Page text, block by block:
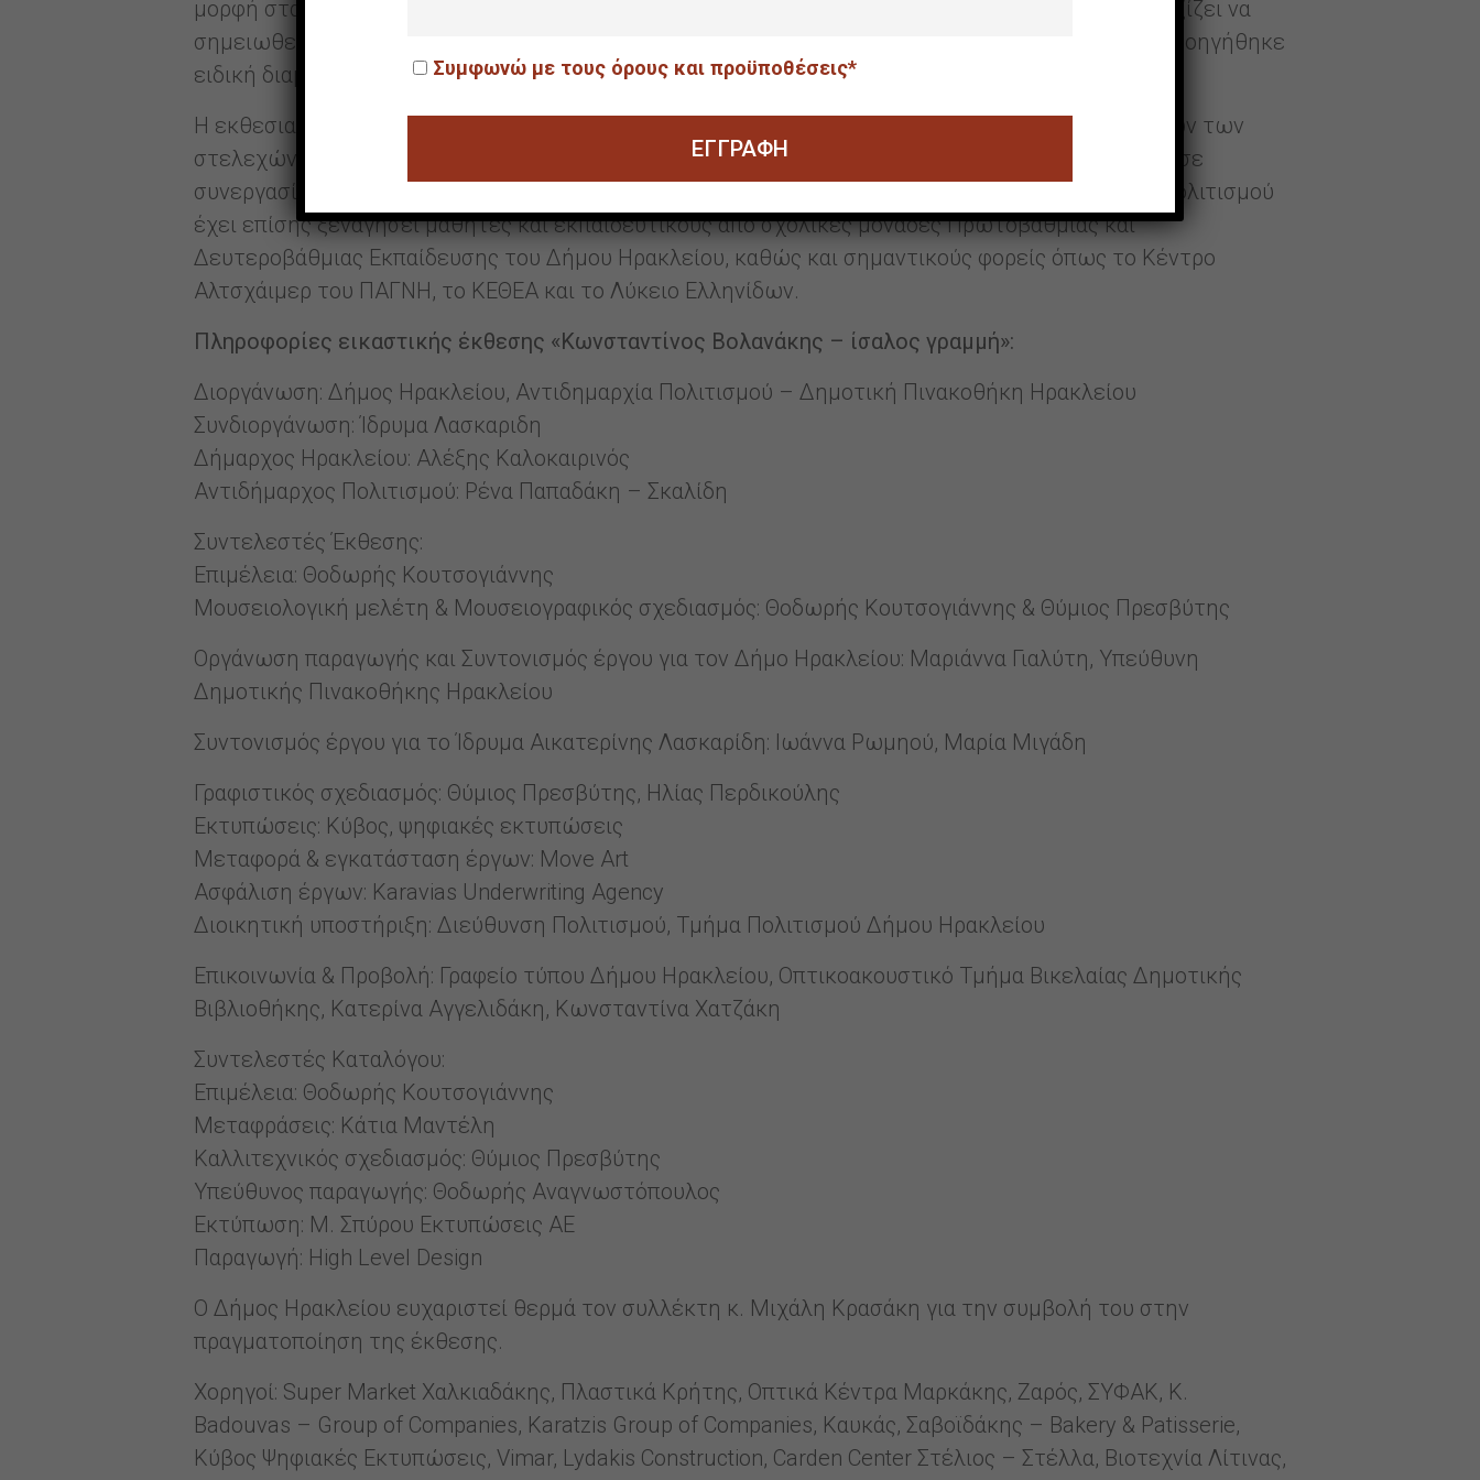
μορφή στα έργα του και αποτυπώνοντας τη σχέση ζωής του ανθρώπου με το υδάτινο στοιχείο. Αξίζει να
σημειωθεί ότι για τη φιλοξενία του σπουδαίου αυτού εικαστικού γεγονότος εθνικής εμβέλειας, προηγήθηκε
ειδική διαμόρφωση της Βασιλικής του Αγίου Μάρκου.
Η εκθεσιακή παραγωγή ετοιμάστηκε επί μήνες, με την εντατική εργασία των επικεφαλής και όλων των
στελεχών της Αντιδημαρχίας Πολιτισμού Ηρακλείου και της Δημοτικής Πινακοθήκης Ηρακλείου, σε
συνεργασία με το Ίδρυμα Αικατερίνης Λασκαρίδη και εξωτερικούς συνεργάτες. Η Αντιδημαρχία Πολιτισμού
έχει επίσης ξεναγήσει μαθητές και εκπαιδευτικούς από σχολικές μονάδες Πρωτοβάθμιας και
Δευτεροβάθμιας Εκπαίδευσης του Δήμου Ηρακλείου, καθώς και σημαντικούς φορείς όπως το Κέντρο
Αλτσχάιμερ του ΠΑΓΝΗ, το ΚΕΘΕΑ και το Λύκειο Ελληνίδων.
Πληροφορίες εικαστικής έκθεσης «Κωνσταντίνος Βολανάκης – ίσαλος γραμμή»:
Διοργάνωση: Δήμος Ηρακλείου, Αντιδημαρχία Πολιτισμού – Δημοτική Πινακοθήκη Ηρακλείου
Συνδιοργάνωση: Ίδρυμα Λασκαριδη
Δήμαρχος Ηρακλείου: Αλέξης Καλοκαιρινός
Αντιδήμαρχος Πολιτισμού: Ρένα Παπαδάκη – Σκαλίδη
Συντελεστές Έκθεσης:
Επιμέλεια: Θοδωρής Κουτσογιάννης
Μουσειολογική μελέτη & Μουσειογραφικός σχεδιασμός: Θοδωρής Κουτσογιάννης & Θύμιος Πρεσβύτης
Οργάνωση παραγωγής και Συντονισμός έργου για τον Δήμο Ηρακλείου: Μαριάννα Γιαλύτη, Υπεύθυνη
Δημοτικής Πινακοθήκης Ηρακλείου
Συντονισμός έργου για το Ίδρυμα Αικατερίνης Λασκαρίδη: Ιωάννα Ρωμηού, Μαρία Μιγάδη
Γραφιστικός σχεδιασμός: Θύμιος Πρεσβύτης, Hλίας Περδικούλης
Εκτυπώσεις: Κύβος, ψηφιακές εκτυπώσεις
Μεταφορά & εγκατάσταση έργων: Move Art
Ασφάλιση έργων: Karavias Underwriting Agency
Διοικητική υποστήριξη: Διεύθυνση Πολιτισμού, Τμήμα Πολιτισμού Δήμου Ηρακλείου
Επικοινωνία & Προβολή: Γραφείο τύπου Δήμου Ηρακλείου, Οπτικοακουστικό Τμήμα Βικελαίας Δημοτικής
Βιβλιοθήκης, Κατερίνα Αγγελιδάκη, Κωνσταντίνα Χατζάκη
Συντελεστές Καταλόγου:
Επιμέλεια: Θοδωρής Κουτσογιάννης
Μεταφράσεις: Κάτια Μαντέλη
Καλλιτεχνικός σχεδιασμός: Θύμιος Πρεσβύτης
Υπεύθυνος παραγωγής: Θοδωρής Αναγνωστόπουλος
Εκτύπωση: Μ. Σπύρου Εκτυπώσεις ΑΕ
Παραγωγή: High Level Design
Ο Δήμος Ηρακλείου ευχαριστεί θερμά τον συλλέκτη κ. Μιχάλη Κρασάκη για την συμβολή του στην
πραγματοποίηση της έκθεσης.
Χορηγοί: Super Market Χαλκιαδάκης, Πλαστικά Κρήτης, Οπτικά Κέντρα Μαρκάκης, Ζαρός, ΣΥΦΑΚ, K.
Badouvas – Group of Companies, Karatzis Group of Companies, Καυκάς, Σαβοϊδάκης – Bakery & Patisserie,
Κύβος Ψηφιακές Εκτυπώσεις, Vimar, Lydakis Construction, Carden Center Στέλιος – Στέλλα, Βιοτεχνία Λίτινας,
Συμφωνώ με τους όρους και προϋποθέσεις*